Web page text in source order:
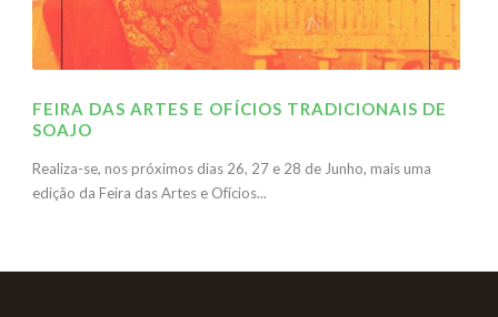
FEIRA DAS ARTES E OFÍCIOS TRADICIONAIS DE
SOAJO
Realiza-se, nos próximos dias 26, 27 e 28 de Junho, mais uma
edição da Feira das Artes e Ofícios...